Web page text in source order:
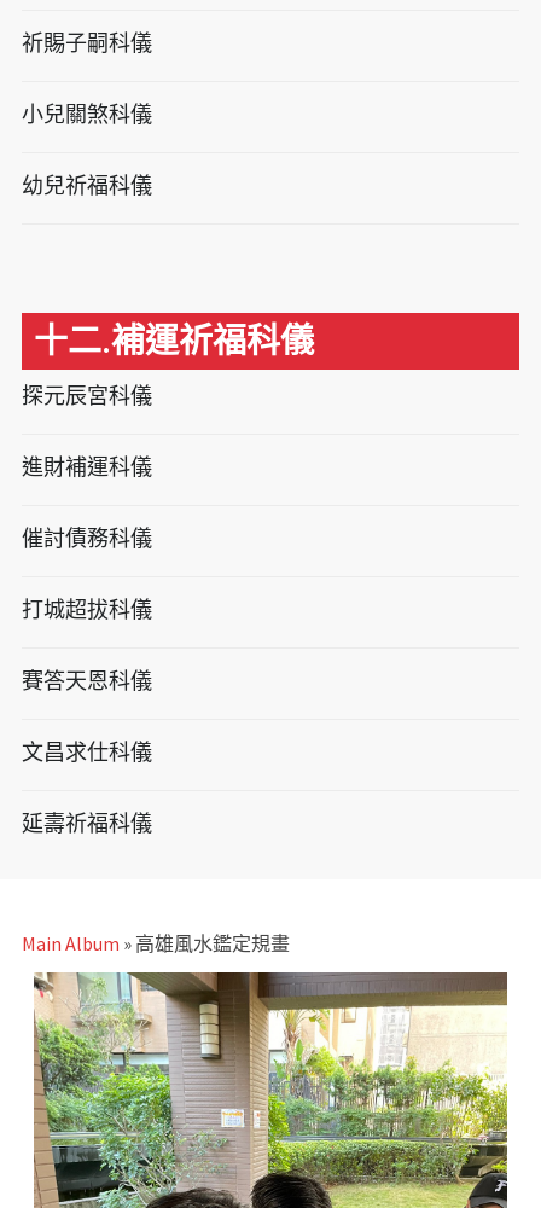
祈賜子嗣科儀
小兒關煞科儀
幼兒祈福科儀
十二.補運祈福科儀
探元辰宮科儀
進財補運科儀
催討債務科儀
打城超拔科儀
賽答天恩科儀
文昌求仕科儀
延壽祈福科儀
Main Album » 高雄風水鑑定規畫